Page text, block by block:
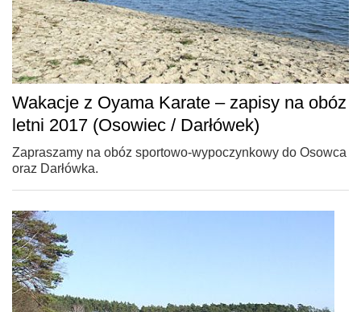
Wakacje z Oyama Karate – zapisy na obóz
letni 2017 (Osowiec / Darłówek)
Zapraszamy na obóz sportowo-wypoczynkowy do Osowca
oraz Darłówka.